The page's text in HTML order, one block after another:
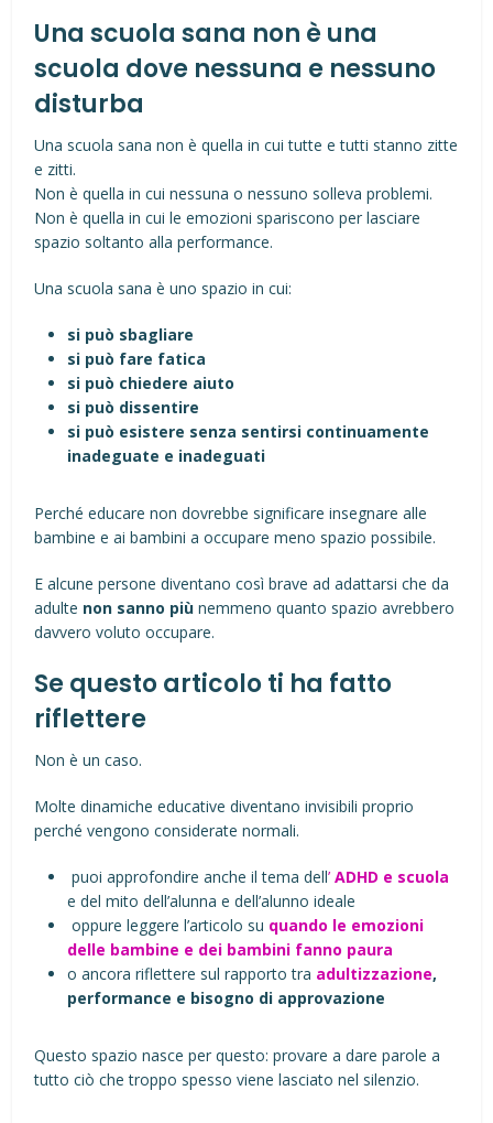
Una scuola sana non è una
scuola dove nessuna e nessuno
disturba
Una scuola sana non è quella in cui tutte e tutti stanno zitte
e zitti.
Non è quella in cui nessuna o nessuno solleva problemi.
Non è quella in cui le emozioni spariscono per lasciare
spazio soltanto alla performance.
Una scuola sana è uno spazio in cui:
si può sbagliare
si può fare fatica
si può chiedere aiuto
si può dissentire
si può esistere senza sentirsi continuamente
inadeguate e inadeguati
Perché educare non dovrebbe significare insegnare alle
bambine e ai bambini a occupare meno spazio possibile.
E alcune persone diventano così brave ad adattarsi che da
adulte non sanno più nemmeno quanto spazio avrebbero
davvero voluto occupare.
Se questo articolo ti ha fatto
riflettere
Non è un caso.
Molte dinamiche educative diventano invisibili proprio
perché vengono considerate normali.
puoi approfondire anche il tema dell’ADHD e scuola
e del mito dell’alunna e dell’alunno ideale
oppure leggere l’articolo su quando le emozioni
delle bambine e dei bambini fanno paura
o ancora riflettere sul rapporto tra adultizzazione,
performance e bisogno di approvazione
Questo spazio nasce per questo: provare a dare parole a
tutto ciò che troppo spesso viene lasciato nel silenzio.